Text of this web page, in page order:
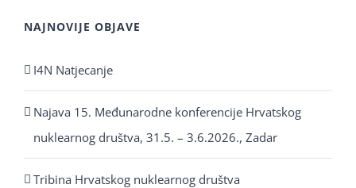
NAJNOVIJE OBJAVE
I4N Natjecanje
Najava 15. Međunarodne konferencije Hrvatskog
nuklearnog društva, 31.5. – 3.6.2026., Zadar
Tribina Hrvatskog nuklearnog društva